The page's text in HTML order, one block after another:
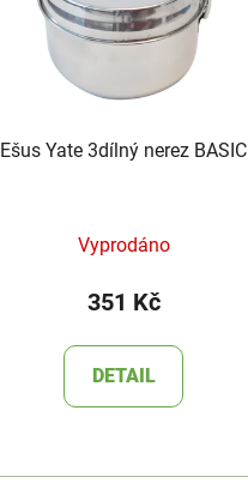
Ešus Yate 3dílný nerez BASIC
Vyprodáno
351 Kč
DETAIL